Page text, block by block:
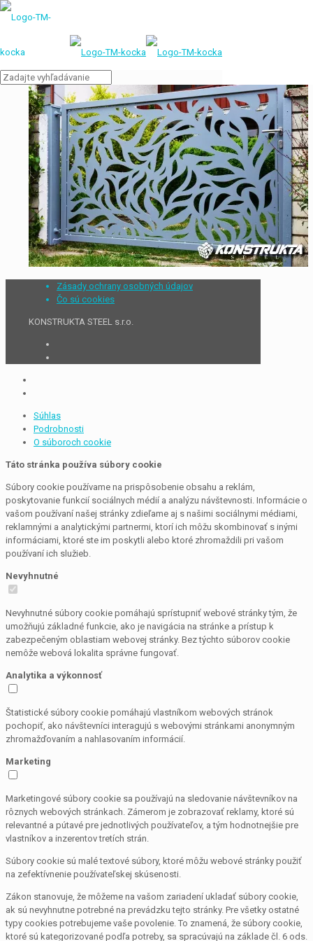
Zásady ochrany osobných údajov
Čo sú cookies
KONSTRUKTA STEEL s.r.o.
Súhlas
Podrobnosti
O súboroch cookie
Táto stránka používa súbory cookie
Súbory cookie používame na prispôsobenie obsahu a reklám,
poskytovanie funkcií sociálnych médií a analýzu návštevnosti. Informácie o
vašom používaní našej stránky zdieľame aj s našimi sociálnymi médiami,
reklamnými a analytickými partnermi, ktorí ich môžu skombinovať s inými
informáciami, ktoré ste im poskytli alebo ktoré zhromaždili pri vašom
používaní ich služieb.
Nevyhnutné
Nevyhnutné súbory cookie pomáhajú sprístupniť webové stránky tým, že
umožňujú základné funkcie, ako je navigácia na stránke a prístup k
zabezpečeným oblastiam webovej stránky. Bez týchto súborov cookie
nemôže webová lokalita správne fungovať.
Analytika a výkonnosť
Štatistické súbory cookie pomáhajú vlastníkom webových stránok
pochopiť, ako návštevníci interagujú s webovými stránkami anonymným
zhromažďovaním a nahlasovaním informácií.
Marketing
Marketingové súbory cookie sa používajú na sledovanie návštevníkov na
rôznych webových stránkach. Zámerom je zobrazovať reklamy, ktoré sú
relevantné a pútavé pre jednotlivých používateľov, a tým hodnotnejšie pre
vlastníkov a inzerentov tretích strán.
Súbory cookie sú malé textové súbory, ktoré môžu webové stránky použiť
na zefektívnenie používateľskej skúsenosti.
Zákon stanovuje, že môžeme na vašom zariadení ukladať súbory cookie,
ak sú nevyhnutne potrebné na prevádzku tejto stránky. Pre všetky ostatné
typy cookies potrebujeme vaše povolenie. To znamená, že súbory cookie,
ktoré sú kategorizované podľa potreby, sa spracúvajú na základe čl. 6 ods.